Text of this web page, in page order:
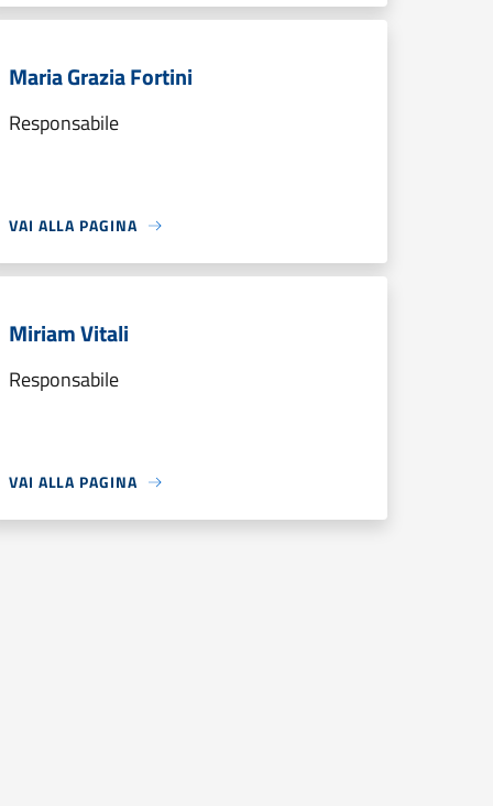
Maria Grazia Fortini
Responsabile
VAI ALLA PAGINA
Miriam Vitali
Responsabile
VAI ALLA PAGINA